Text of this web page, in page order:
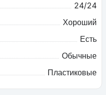
24/24
Хороший
Есть
Обычные
Пластиковые